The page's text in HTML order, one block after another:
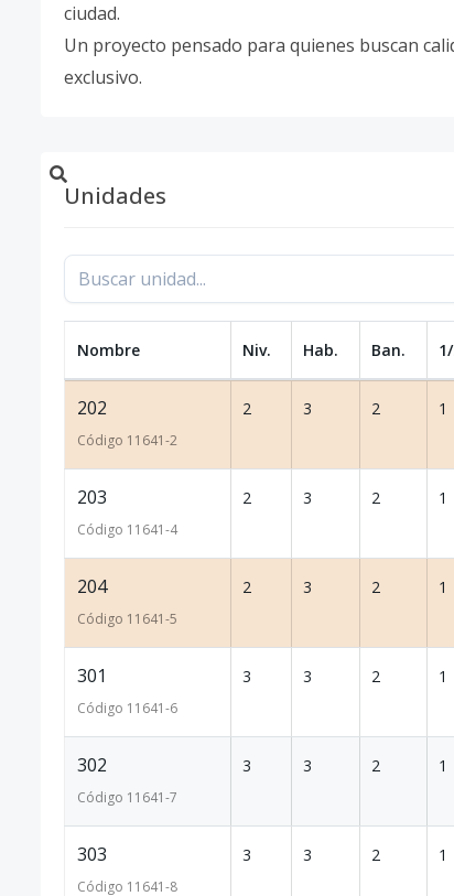
ciudad.
Un proyecto pensado para quienes buscan
exclusivo.
Unidades
Nombre Niv. Hab. Ban.
202
Código 11641-2
2 3 2 1
203
Código 11641-4
2 3 2 1
204
Código 11641-5
2 3 2 1
301
Código 11641-6
3 3 2 1
302
Código 11641-7
3 3 2 1
303
Código 11641-8
3 3 2 1